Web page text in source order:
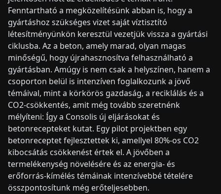
Fenntartható a megközelítésünk abban is, hogy a
gyártáshoz szükséges vizet saját víztisztító
létesítményünkön keresztül vezetjük vissza a gyártási
ciklusba. Az a beton, amely marad, olyan magas
minőségű, hogy újrahasznosítva felhasználható a
gyártásban. Amúgy is nem csak a helyszínen, hanem a
csoporton belül is intenzíven foglalkozunk a jövő
témáival, mint a körkörös gazdaság, a reciklálás és a
CO2-csökkentés, amit még tovább szeretnénk
mélyíteni: Így a Consolis új eljárásokat és
betonrecepteket kutat. Egy pilot projektben egy
betonreceptet fejlesztettek ki, amellyel 80%-os CO2
kibocsátás csökkenést értek el. A jövőben a
termelékenység növelésére és az energia- és
erőforrás-kímélés témáinak intenzívebbé tételére
összpontosítunk még erőteljesebben.